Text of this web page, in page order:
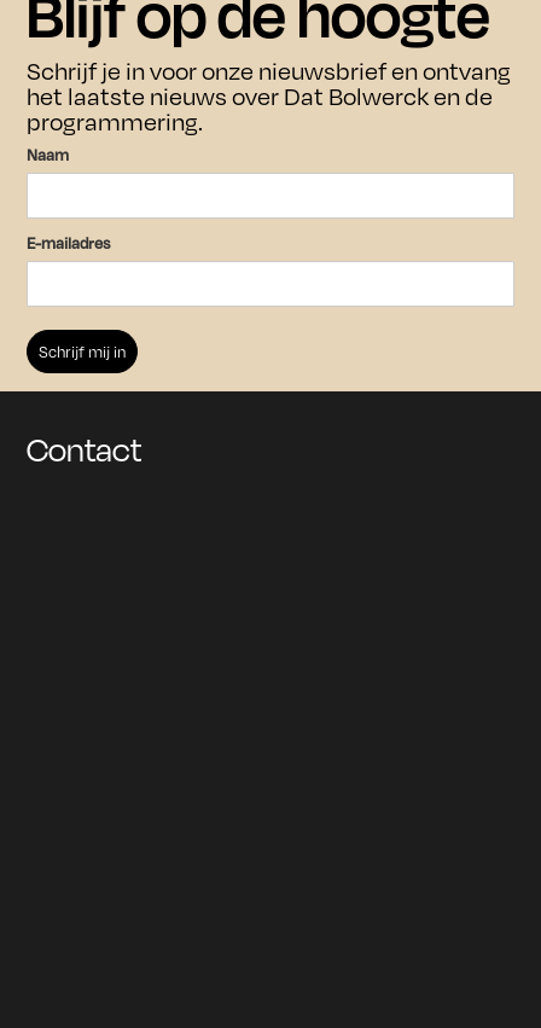
Bezoek
Over ons
Archief
Contact
Schrijf je in voor onze nieuwsbrief en ontvang
het laatste nieuws over Dat Bolwerck en de
programmering.
Naam
E-mailadres
Bezoek